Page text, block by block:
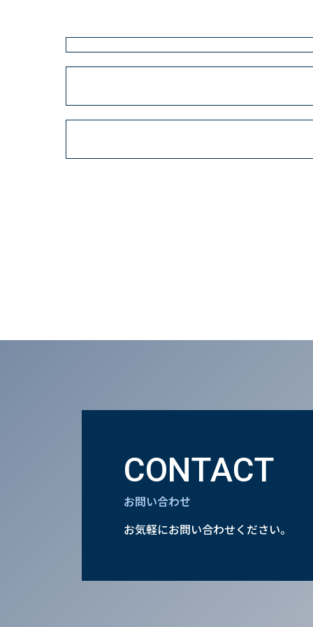
CONTACT
お問い合わせ
お気軽にお問い合わせください。